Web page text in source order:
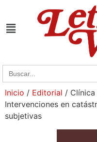
Search
for:
Inicio / Editorial / Clínica
Intervenciones en
subjetivas